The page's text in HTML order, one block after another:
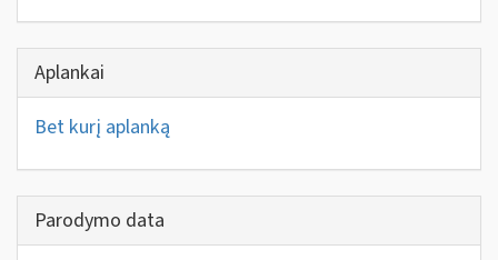
Aplankai
Bet kurį aplanką
Parodymo data